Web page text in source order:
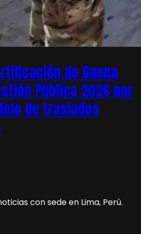
de Buena
Pública 2026 por
de traslados
con sede en Lima, Perú.